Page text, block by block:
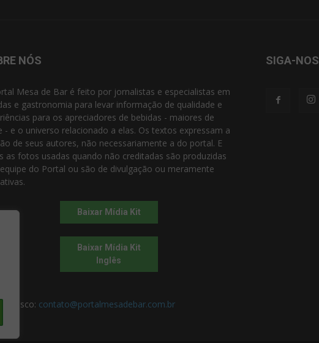
NÓS
Mesa de Bar é feito por jornalistas e especialistas em
e gastronomia para levar informação de qualidade e
para os apreciadores de bebidas - maiores de
- e o universo relacionado a elas. Os textos expressam a
de seus autores, não necessariamente a do portal. E
as fotos usadas quando não creditadas são produzidas
do Portal ou são de divulgação ou meramente
Baixar Mídia Kit
Baixar Mídia Kit
Inglês
contato@portalmesadebar.com.br
SIGA-NOS